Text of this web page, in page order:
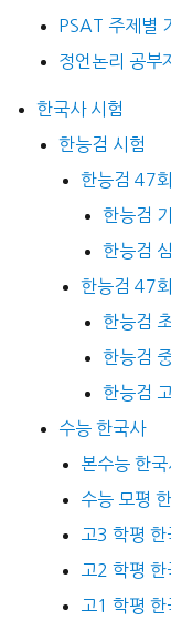
PSAT 주제별
정언논리 공부
한국사 시험
한능검 시험
한능검 47
한능검
한능검
한능검 47
한능검
한능검
한능검
수능 한국사
본수능 한
수능 모평
고3 학평 한
고2 학평 한
고1 학평 한